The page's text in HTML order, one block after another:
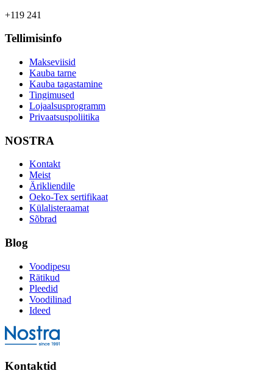
+119 241
Tellimisinfo
Makseviisid
Kauba tarne
Kauba tagastamine
Tingimused
Lojaalsusprogramm
Privaatsuspoliitika
NOSTRA
Kontakt
Meist
Ärikliendile
Oeko-Tex sertifikaat
Külalisteraamat
Sõbrad
Blog
Voodipesu
Rätikud
Pleedid
Voodilinad
Ideed
Kontaktid